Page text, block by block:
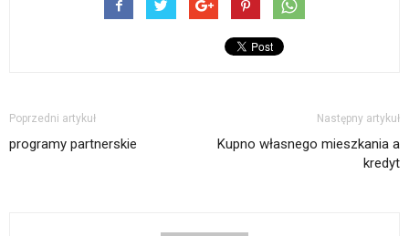
Poprzedni artykuł
programy partnerskie
Następny artykuł
Kupno własnego mieszkania a
kredyt